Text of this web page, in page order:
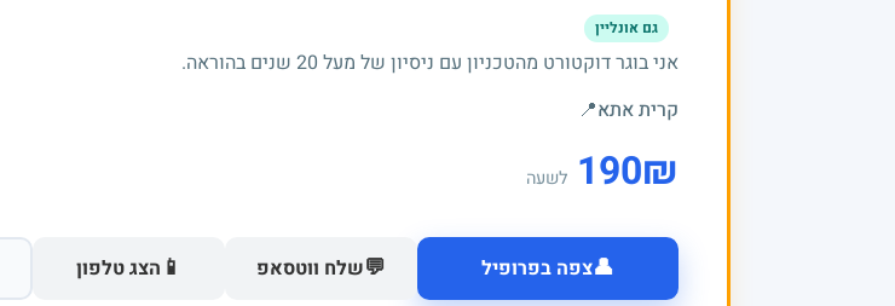
גם אונליין
אני בוגר דוקטורט מהטכניון עם ניסיון של מעל 20 שנים בהוראה.
קרית אתא📍
₪
190 לשעה
👤צפה בפרופיל 💬שלח ווטסאפ 📱 הצג טלפון